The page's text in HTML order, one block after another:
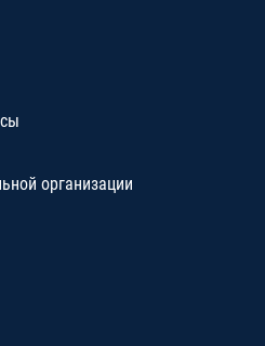
организации